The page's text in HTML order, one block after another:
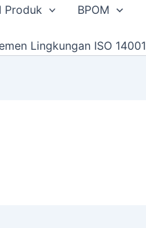
Produk
BPOM
Lingkungan ISO 14001